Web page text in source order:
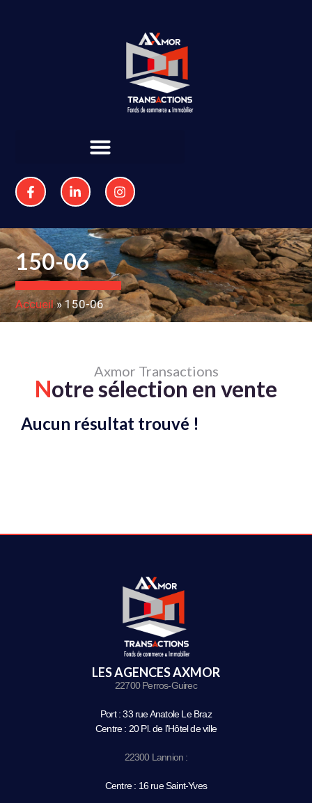
150-06
Accueil»150-06
Axmor Transactions
Notre sélection en vente
Aucun résultat trouvé !
LES AGENCES AXMOR
22700 Perros-Guirec
Port : 33 rue Anatole Le Braz
Centre : 20 Pl. de l’Hôtel de ville
22300 Lannion :
Centre : 16 rue Saint-Yves